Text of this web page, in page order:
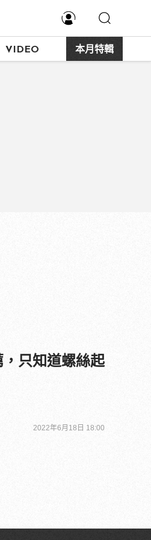
VIDEO 本月特輯
只知道螺絲起
2022年6月18日 18:00